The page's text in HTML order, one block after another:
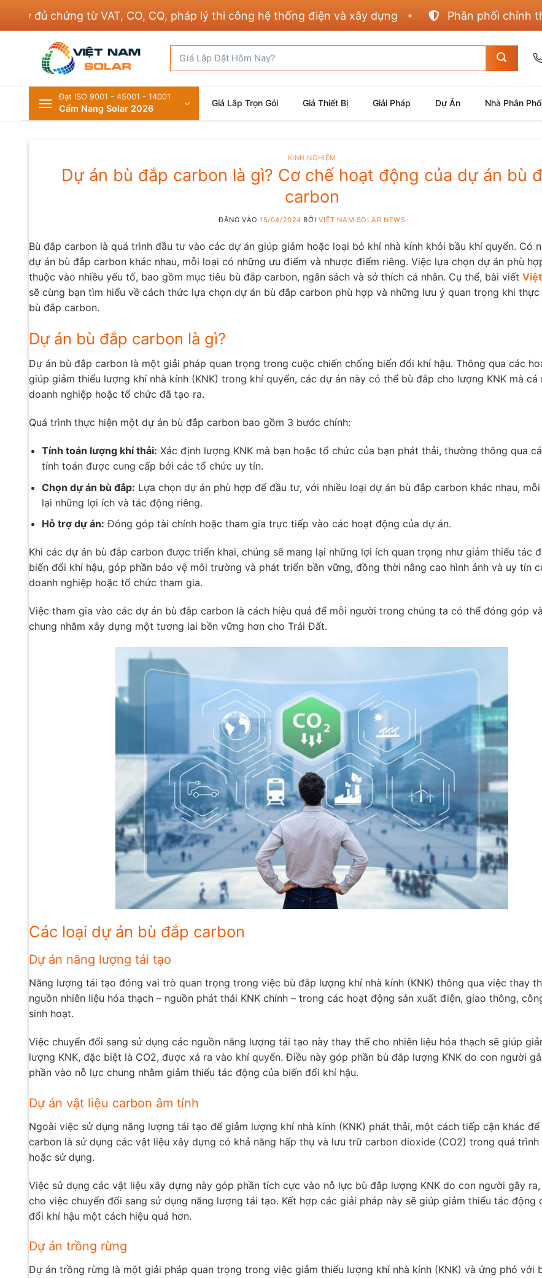
chứng từ VAT, CO, CQ, pháp lý thi công hệ thống điện và xây dựng Phân phối chính thức
kiếm:
Đạt ISO 9001 - 45001 - 14001
Cẩm Nang Solar 2026 Giá Lắp Trọn Gói Giá Thiết Bị Giải Pháp Dự Án Nhà Phân
KINH NGHIỆM
Dự án bù đắp carbon là gì? Cơ chế hoạt động của dự án bù
carbon
ĐĂNG VÀO15/04/2024 BỞI VIỆT NAM SOLAR NEWS
Bù đắp carbon là quá trình đầu tư vào các dự án giúp giảm hoặc loại bỏ khí nhà kính khỏi bầu khí quyển. Có
dự án bù đắp carbon khác nhau, mỗi loại có những ưu điểm và nhược điểm riêng. Việc lựa chọn dự án phù
thuộc vào nhiều yếu tố, bao gồm mục tiêu bù đắp carbon, ngân sách và sở thích cá nhân. Cụ thể, bài viết
sẽ cùng bạn tìm hiểu về cách thức lựa chọn dự án bù đắp carbon phù hợp và những lưu ý quan trọng khi thực
bù đắp carbon.
Dự án bù đắp carbon là gì?
Dự án bù đắp carbon là một giải pháp quan trọng trong cuộc chiến chống biến đổi khí hậu. Thông qua các
giúp giảm thiểu lượng khí nhà kính (KNK) trong khí quyển, các dự án này có thể bù đắp cho lượng KNK mà cá
doanh nghiệp hoặc tổ chức đã tạo ra.
Quá trình thực hiện một dự án bù đắp carbon bao gồm 3 bước chính:
Tính toán lượng khí thải: Xác định lượng KNK mà bạn hoặc tổ chức của bạn phát thải, thường thông qua
tính toán được cung cấp bởi các tổ chức uy tín.
Chọn dự án bù đắp: Lựa chọn dự án phù hợp để đầu tư, với nhiều loại dự án bù đắp carbon khác nhau,
lại những lợi ích và tác động riêng.
Hỗ trợ dự án: Đóng góp tài chính hoặc tham gia trực tiếp vào các hoạt động của dự án.
Khi các dự án bù đắp carbon được triển khai, chúng sẽ mang lại những lợi ích quan trọng như giảm thiểu tác
biến đổi khí hậu, góp phần bảo vệ môi trường và phát triển bền vững, đồng thời nâng cao hình ảnh và uy tín
doanh nghiệp hoặc tổ chức tham gia.
Việc tham gia vào các dự án bù đắp carbon là cách hiệu quả để mỗi người trong chúng ta có thể đóng góp
chung nhằm xây dựng một tương lai bền vững hơn cho Trái Đất.
Các loại dự án bù đắp carbon
Dự án năng lượng tái tạo
Năng lượng tái tạo đóng vai trò quan trọng trong việc bù đắp lượng khí nhà kính (KNK) thông qua việc thay
nguồn nhiên liệu hóa thạch – nguồn phát thải KNK chính – trong các hoạt động sản xuất điện, giao thông,
sinh hoạt.
Việc chuyển đổi sang sử dụng các nguồn năng lượng tái tạo này thay thế cho nhiên liệu hóa thạch sẽ giúp
lượng KNK, đặc biệt là CO2, được xả ra vào khí quyển. Điều này góp phần bù đắp lượng KNK do con người
phần vào nỗ lực chung nhằm giảm thiểu tác động của biến đổi khí hậu.
Dự án vật liệu carbon âm tính
Ngoài việc sử dụng năng lượng tái tạo để giảm lượng khí nhà kính (KNK) phát thải, một cách tiếp cận khác để
carbon là sử dụng các vật liệu xây dựng có khả năng hấp thụ và lưu trữ carbon dioxide (CO2) trong quá trình
hoặc sử dụng.
Việc sử dụng các vật liệu xây dựng này góp phần tích cực vào nỗ lực bù đắp lượng KNK do con người gây
cho việc chuyển đổi sang sử dụng năng lượng tái tạo. Kết hợp các giải pháp này sẽ giúp giảm thiểu tác động
đổi khí hậu một cách hiệu quả hơn.
Dự án trồng rừng
Dự án trồng rừng là một giải pháp quan trọng trong việc giảm thiểu lượng khí nhà kính (KNK) và ứng phó với